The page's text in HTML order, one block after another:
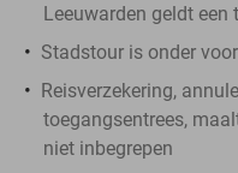
Leeuwarden geldt een
Stadstour is onder
Reisverzekering,
toegangsentrees,
niet inbegrepen